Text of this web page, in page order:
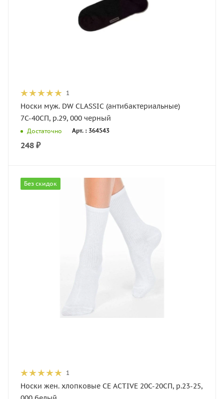
1
Носки муж. DW CLASSIC (антибактериальные)
7С-40СП, р.29, 000 черный
Достаточно Арт. : 364543
248 ₽
Без скидок
1
Носки жен. хлопковые CE ACTIVE 20С-20СП, р.23-25,